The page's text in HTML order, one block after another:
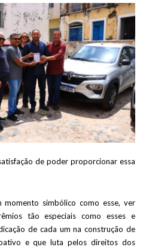
de poder proporcionar essa
momento simbólico como esse, ver
tão especiais como esses e
de cada um na construção de
e que luta pelos direitos dos